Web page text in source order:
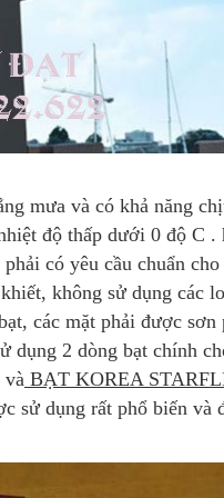
mưa và có khả năng
độ thấp dưới 0 độ C
có yêu cầu chuẩn cho
không sử dụng các
các mặt phải được sơn
dụng 2 dòng bạt chính
và BẠT KOREA
sử dụng rất phổ biến và